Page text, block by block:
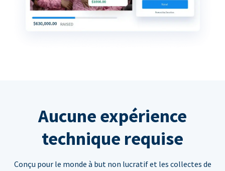
Aucune expérience
technique requise
Conçu pour le monde à but non lucratif et les collectes de